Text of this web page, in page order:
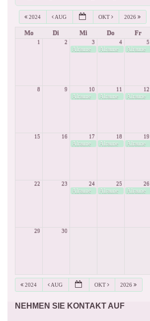
2024 AUG OKT 2026
Mo Di Mi Do Fr
1 2 3
Alraune
4
Alraune
5
Alraune
8 9 10
Alraune
11
Alraune
12
Alraune
15 16 17
Alraune
18
Alraune
19
Alraune
22 23 24
Alraune
25
Alraune
26
Alraune
29 30
2024 AUG OKT 2026
NEHMEN SIE KONTAKT AUF